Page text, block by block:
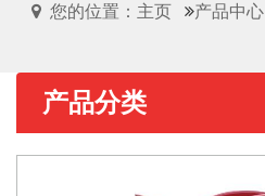
您的位置：主页 产品中心
产品分类